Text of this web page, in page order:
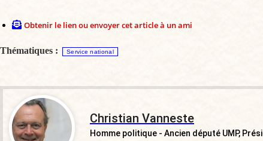
Obtenir le lien ou envoyer cet article à un ami
Thématiques : Service national
Christian Vanneste
Homme politique - Ancien député UMP,